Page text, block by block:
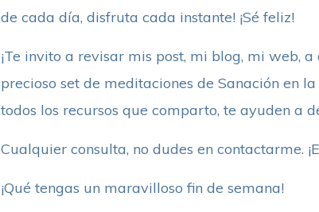
de cada día, disfruta cada instante! ¡Sé feliz!
¡Te invito a revisar mis post, mi blog, mi web,
precioso set de meditaciones de Sanación en
todos los recursos que comparto, te ayuden a
Cualquier consulta, no dudes en contactarme.
¡Qué tengas un maravilloso fin de semana!